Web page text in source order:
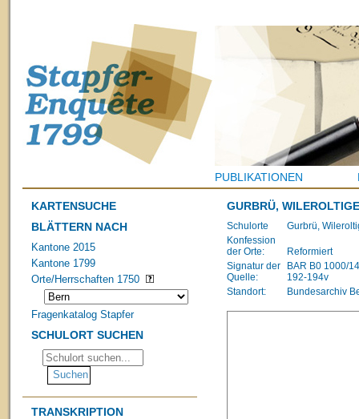
PUBLIKATIONEN
KARTENSUCHE
BLÄTTERN NACH
Kantone 2015
Kantone 1799
Orte/Herrschaften 1750
Fragenkatalog Stapfer
SCHULORT SUCHEN
TRANSKRIPTION
GURBRÜ,
Schulorte
Gurbrü,
Konfession
der Orte:
Reformiert
Signatur der
Quelle:
BAR B0 1000/
192-194v
Standort:
Bundesarchiv